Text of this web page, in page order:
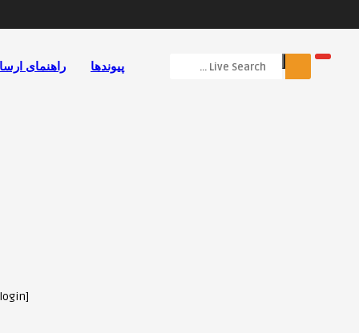
راهنمای پیوندها
[userpro template=login]